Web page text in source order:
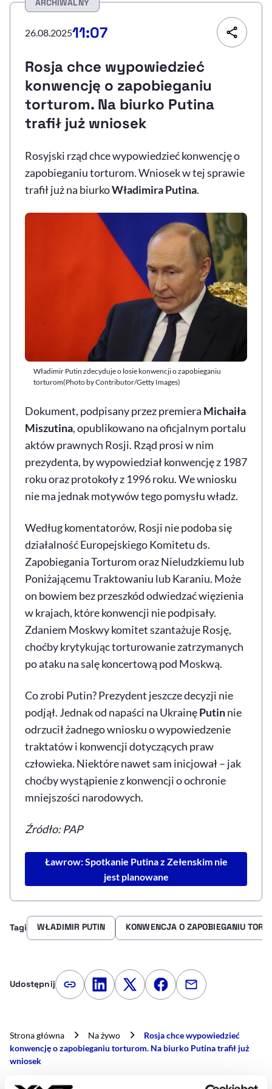
Sprawdź, jak i dlaczego zwiększamy dostępność, otwiera się w nowym
Deklaracja dostępności , otwiera się w nowym oknie
Zgłoś problem
, otwiera się w
ARCHIWALNY
26.08.202511:07
Rosja chce wypowiedzieć
konwencję o zapobieganiu
torturom. Na biurko Putina
trafił już wniosek
Rosyjski rząd chce wypowiedzieć konwencję o
zapobieganiu torturom. Wniosek w tej sprawie
trafił już na biurkoWładimira Putina.
Władimir Putin zdecyduje o losie konwencji o zapobieganiu
torturom(Photo by Contributor/Getty Images)
Dokument, podpisany przez premiera Michaiła
Miszutina, opublikowano na oficjalnym portalu
aktów prawnych Rosji. Rząd prosi w nim
prezydenta, by wypowiedział konwencję z 1987
roku oraz protokoły z 1996 roku. We wniosku
nie ma jednak motywów tego pomysłu władz.
Według komentatorów, Rosji nie podoba się
działalność Europejskiego Komitetu ds.
Zapobiegania Torturom oraz Nieludzkiemu lub
Poniżającemu Traktowaniu lub Karaniu. Może
on bowiem bez przeszkód odwiedzać więzienia
w krajach, które konwencji nie podpisały.
Zdaniem Moskwy komitet szantażuje Rosję,
choćby krytykując torturowanie zatrzymanych
po ataku na salę koncertową pod Moskwą.
Co zrobi Putin? Prezydent jeszcze decyzji nie
podjął. Jednak od napaści na UkrainęPutinnie
odrzucił żadnego wniosku o wypowiedzenie
traktatów i konwencji dotyczących praw
człowieka. Niektóre nawet sam inicjował – jak
choćby wystąpienie z konwencji o ochronie
mniejszości narodowych.
Źródło: PAP
Ławrow: Spotkanie Putina z Zełenskim nie
jest planowane
Tagi WŁADIMIR PUTIN KONWENCJA O ZAPOBIEGANIU
Udostępnij Kopiuj link artykułu
Udostępnij na LinkedIn
Udostępnij na Twitterze
Udostępnij na
Udostępnij
Strona główna Na żywo
Rosja chce wypowiedzieć
konwencję o zapobieganiu torturom. Na biurko Putina trafił już
wniosek